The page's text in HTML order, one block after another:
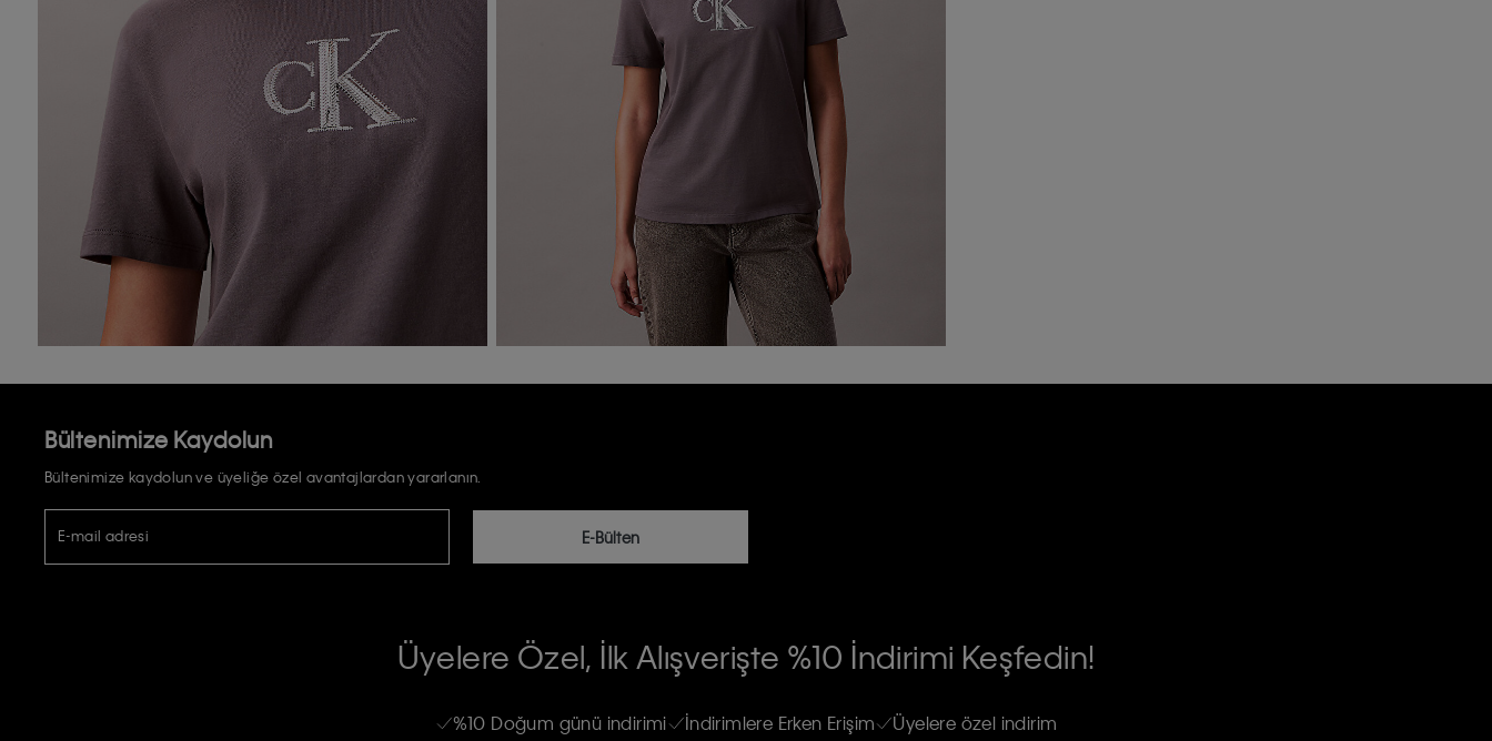
Bültenimize Kaydolun
Bültenimize kaydolun ve üyeliğe özel avantajlardan yararlanın.
E-mail adresi E-Bülten
Calvin Klein e-bültenine abone olarak, kişisel verilerimin Calvin Klein tarafına gönderileceğinin ve güncel ürün,
Üyelere Özel, İlk Alışverişte %10 İndirimi Keşfedin!
%10 Doğum günü indirimi İndirimlere Erken Erişim Üyelere özel indirim